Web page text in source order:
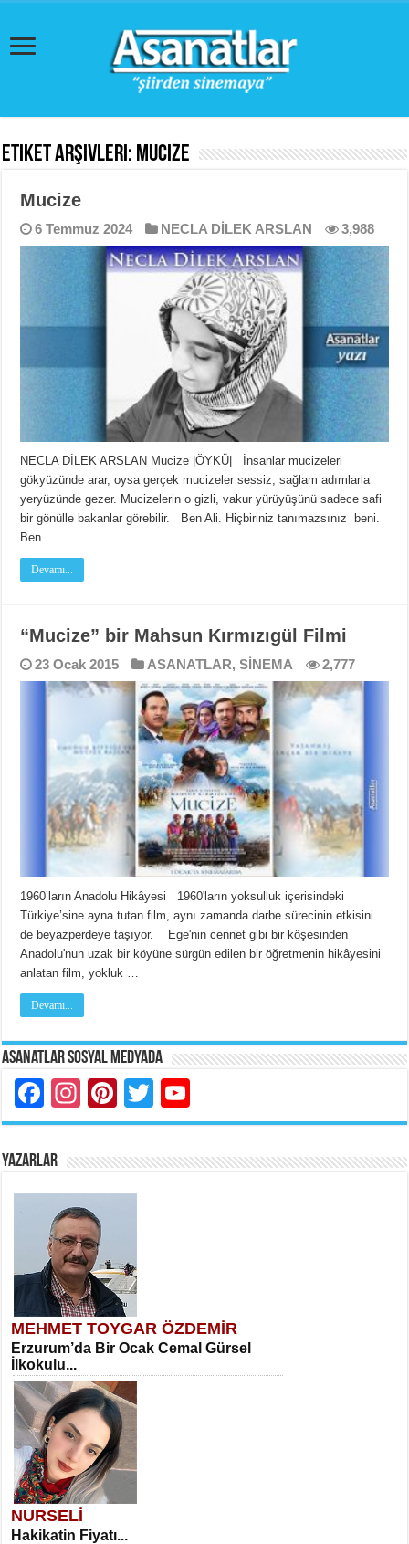
Etiket Arşivleri: Mucize
Mucize
6 Temmuz 2024 NECLA DİLEK ARSLAN 3,988
NECLA DİLEK ARSLAN Mucize |ÖYKÜ| İnsanlar mucizeleri
gökyüzünde arar, oysa gerçek mucizeler sessiz, sağlam adımlarla
yeryüzünde gezer. Mucizelerin o gizli, vakur yürüyüşünü sadece safi
bir gönülle bakanlar görebilir. Ben Ali. Hiçbiriniz tanımazsınız beni.
Ben …
Devamı...
“Mucize” bir Mahsun Kırmızıgül Filmi
23 Ocak 2015 ASANATLAR,SİNEMA 2,777
1960’ların Anadolu Hikâyesi 1960'ların yoksulluk içerisindeki
Türkiye’sine ayna tutan film, aynı zamanda darbe sürecinin etkisini
de beyazperdeye taşıyor. Ege'nin cennet gibi bir köşesinden
Anadolu'nun uzak bir köyüne sürgün edilen bir öğretmenin hikâyesini
anlatan film, yokluk …
Devamı...
Asanatlar Sosyal Medyada
Facebook
Instagram
Pinterest
Twitter
YAZARLAR
MEHMET TOYGAR ÖZDEMİR
Erzurum’da Bir Ocak Cemal Gürsel
İlkokulu...
NURSELİ
Hakikatin Fiyatı...